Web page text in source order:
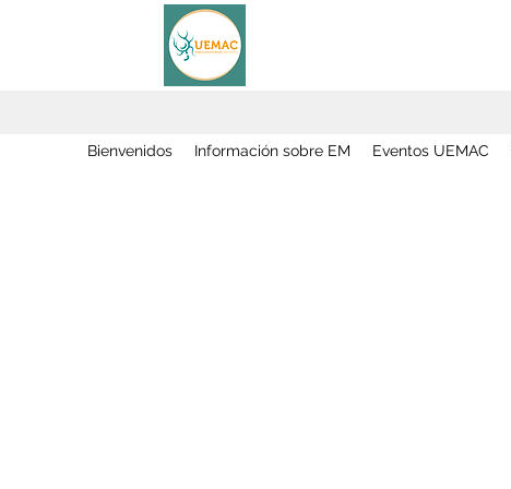
Bienvenidos Información sobre EM Eventos UEMAC